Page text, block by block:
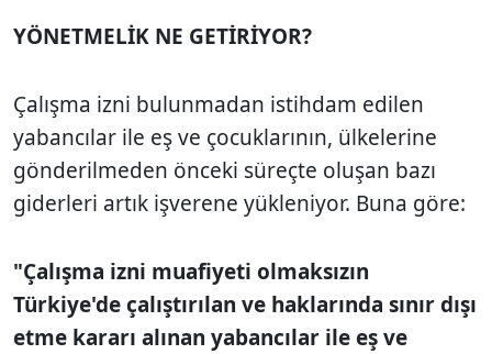
YÖNETMELİK NE GETİRİYOR?
Çalışma izni bulunmadan istihdam edilen
yabancılar ile eş ve çocuklarının, ülkelerine
gönderilmeden önceki süreçte oluşan bazı
giderleri artık işverene yükleniyor. Buna göre:
"Çalışma izni muafiyeti olmaksızın
Türkiye'de çalıştırılan ve haklarında sınır dışı
etme kararı alınan yabancılar ile eş ve